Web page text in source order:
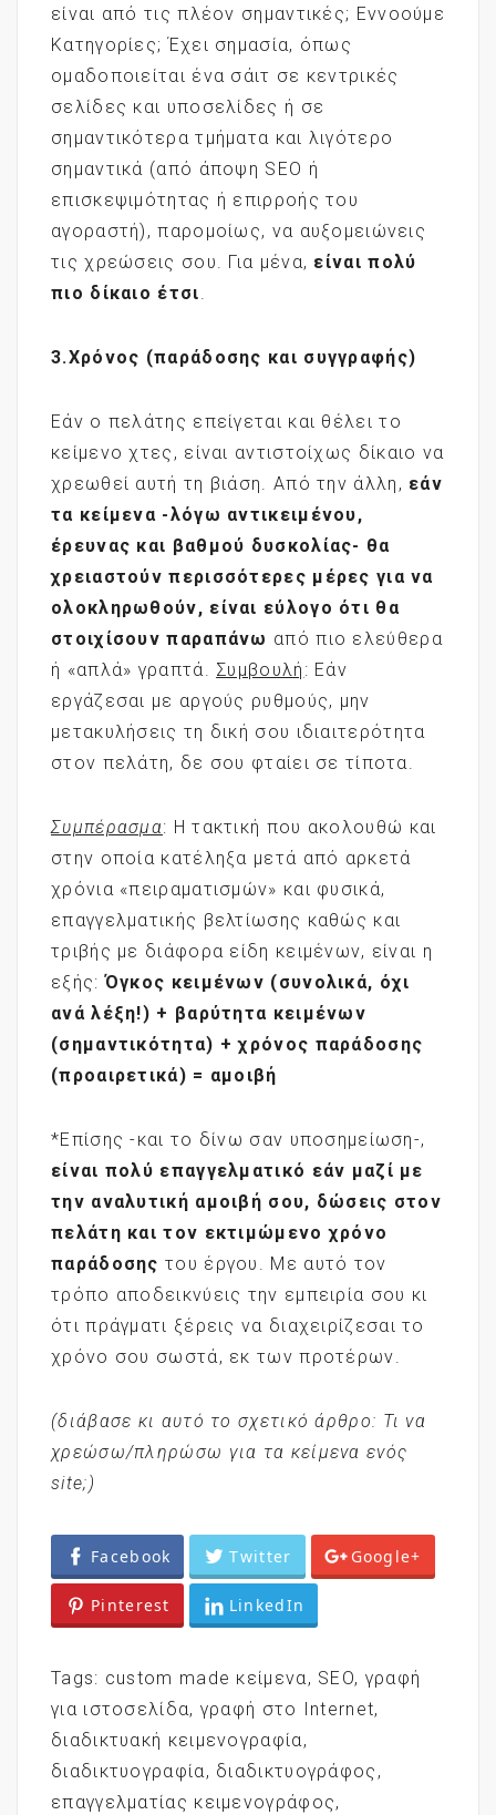
είναι από τις πλέον σημαντικές; Εννοούμε
Κατηγορίες; Έχει σημασία, όπως
ομαδοποιείται ένα σάιτ σε κεντρικές
σελίδες και υποσελίδες ή σε
σημαντικότερα τμήματα και λιγότερο
σημαντικά (από άποψη SEO ή
επισκεψιμότητας ή επιρροής του
αγοραστή), παρομοίως, να αυξομειώνεις
τις χρεώσεις σου. Για μένα, είναι πολύ
πιο δίκαιο έτσι
3.Χρόνος (παράδοσης και συγγραφής)
Εάν ο πελάτης επείγεται και θέλει το
κείμενο χτες, είναι αντιστοίχως δίκαιο να
χρεωθεί αυτή τη βιάση. Από την άλλη, εάν
τα κείμενα -λόγω αντικειμένου,
έρευνας και βαθμού δυσκολίας- θα
χρειαστούν περισσότερες μέρες για να
ολοκληρωθούν, είναι εύλογο ότι θα
στοιχίσουν παραπάνω από πιο ελεύθερα
ή «απλά» γραπτά. Συμβουλή : Εάν
εργάζεσαι με αργούς ρυθμούς, μην
μετακυλήσεις τη δική σου ιδιαιτερότητα
στον πελάτη, δε σου φταίει σε τίποτα.
Συμπέρασμα: Η τακτική που ακολουθώ και
στην οποία κατέληξα μετά από αρκετά
χρόνια «πειραματισμών» και φυσικά,
επαγγελματικής βελτίωσης καθώς και
τριβής με διάφορα είδη κειμένων, είναι η
εξής:Όγκος κειμένων (συνολικά, όχι
ανά λέξη!) + βαρύτητα κειμένων
(σημαντικότητα) + χρόνος παράδοσης
(προαιρετικά) = αμοιβή
*Επίσης -και το δίνω σαν υποσημείωση-,
είναι πολύ επαγγελματικό εάν μαζί με
την αναλυτική αμοιβή σου, δώσεις στον
πελάτη και τον εκτιμώμενο χρόνο
παράδοσης του έργου. Με αυτό τον
τρόπο αποδεικνύεις την εμπειρία σου κι
ότι πράγματι ξέρεις να διαχειρίζεσαι το
χρόνο σου σωστά, εκ των προτέρων.
(διάβασε κι αυτό το σχετικό άρθρο: Τι να
χρεώσω/πληρώσω για τα κείμενα ενός
site;)
Facebook Twitter Google+
Pinterest LinkedIn
Tags: custom made κείμενα, SEO, γραφή
για ιστοσελίδα, γραφή στο Internet,
διαδικτυακή κειμενογραφία,
διαδικτυογραφία, διαδικτυογράφος ,
επαγγελματίας κειμενογράφος,